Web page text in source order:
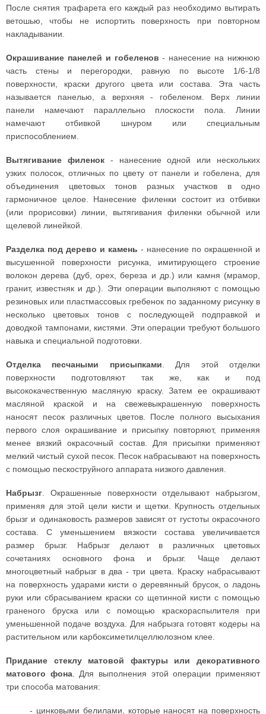
После снятия трафарета его каждый раз необходимо вытирать
ветошью, чтобы не испортить поверхность при повторном
накладывании.
Окрашивание панелей и гобеленов - нанесение на нижнюю
часть стены и перегородки, равную по высоте 1/6-1/8
поверхности, краски другого цвета или состава. Эта часть
называется панелью, а верхняя - гобеленом. Верх линии
панели намечают параллельно плоскости пола. Линии
намечают отбивкой шнуром или специальным
приспособлением.
Вытягивание филенок- нанесение одной или нескольких
узких полосок, отличных по цвету от панели и гобелена, для
объединения цветовых тонов разных участков в одно
гармоничное целое. Нанесение филенки состоит из отбивки
(или прорисовки) линии, вытягивания филенки обычной или
щелевой линейкой.
Разделка под дерево и камень - нанесение по окрашенной и
высушенной поверхности рисунка, имитирующего строение
волокон дерева (дуб, орех, береза и др.) или камня (мрамор,
гранит, известняк и др.). Эти операции выполняют с помощью
резиновых или пластмассовых гребенок по заданному рисунку в
несколько цветовых тонов с последующей подправкой и
доводкой тампонами, кистями. Эти операции требуют большого
навыка и специальной подготовки.
Отделка песчаными присыпками . Для этой отделки
поверхности подготовляют так же, как и под
высококачественную масляную краску. Затем ее окрашивают
масляной краской и на свежевыкрашенную поверхность
наносят песок различных цветов. После полного высыхания
первого слоя окрашивание и присыпку повторяют, применяя
менее вязкий окрасочный состав. Для присыпки применяют
мелкий чистый сухой песок. Песок набрасывают на поверхность
с помощью пескоструйного аппарата низкого давления.
Набрызг . Окрашенные поверхности отделывают набрызгом,
применяя для этой цели кисти и щетки. Крупность отдельных
брызг и одинаковость размеров зависят от густоты окрасочного
состава. С уменьшением вязкости состава увеличивается
размер брызг. Набрызг делают в различных цветовых
сочетаниях основного фона и брызг. Чаще делают
многоцветный набрызг в два - три цвета. Краску набрасывают
на поверхность ударами кисти о деревянный брусок, о ладонь
руки или сбрасыванием краски со щетинной кисти с помощью
граненого бруска или с помощью краскораспылителя при
уменьшенной подаче воздуха. Для набрызга готовят кодеры на
растительном или карбоксиметилцеллюлозном клее.
Придание стеклу матовой фактуры или декоративного
матового фона. Для выполнения этой операции применяют
три способа матования:
- цинковыми белилами, которые наносят на поверхность